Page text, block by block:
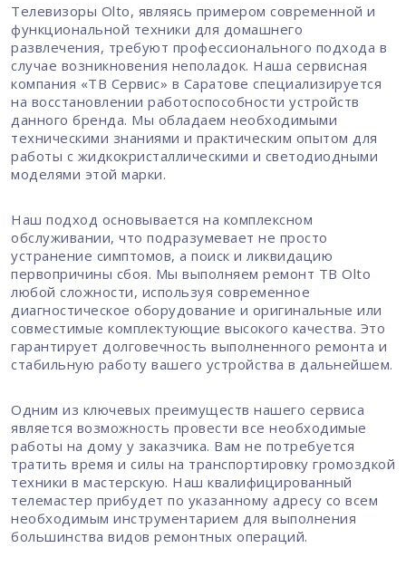
Телевизоры Olto, являясь примером современной и
функциональной техники для домашнего
развлечения, требуют профессионального подхода в
случае возникновения неполадок. Наша сервисная
компания «ТВ Сервис» в Саратове специализируется
на восстановлении работоспособности устройств
данного бренда. Мы обладаем необходимыми
техническими знаниями и практическим опытом для
работы с жидкокристаллическими и светодиодными
моделями этой марки.
Наш подход основывается на комплексном
обслуживании, что подразумевает не просто
устранение симптомов, а поиск и ликвидацию
первопричины сбоя. Мы выполняем ремонт ТВ Olto
любой сложности, используя современное
диагностическое оборудование и оригинальные или
совместимые комплектующие высокого качества. Это
гарантирует долговечность выполненного ремонта и
стабильную работу вашего устройства в дальнейшем.
Одним из ключевых преимуществ нашего сервиса
является возможность провести все необходимые
работы на дому у заказчика. Вам не потребуется
тратить время и силы на транспортировку громоздкой
техники в мастерскую. Наш квалифицированный
телемастер прибудет по указанному адресу со всем
необходимым инструментарием для выполнения
большинства видов ремонтных операций.